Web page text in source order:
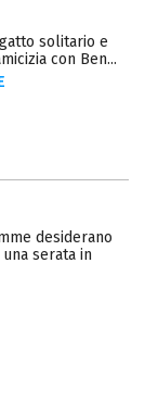
solitario e
con Ben...
desiderano
serata in